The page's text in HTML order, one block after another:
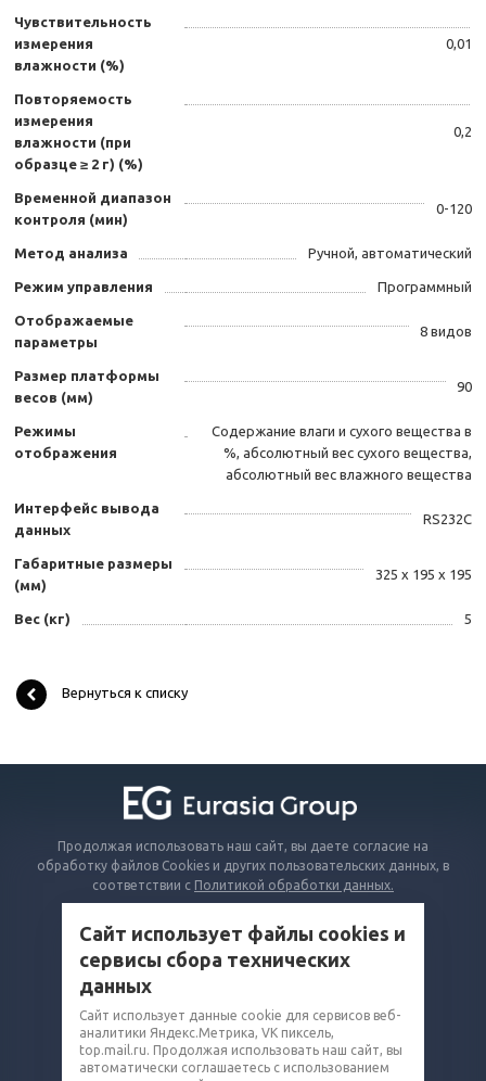
Чувствительность
измерения
влажности (%)
0,01
Повторяемость
измерения
влажности (при
образце ≥ 2 г) (%)
0,2
Временной диапазон
контроля (мин)
0-120
Метод анализа Ручной, автоматический
Режим управления Программный
Отображаемые
параметры
8 видов
Размер платформы
весов (мм)
90
Режимы
отображения
Содержание влаги и сухого вещества в
%, абсолютный вес сухого вещества,
абсолютный вес влажного вещества
Интерфейс вывода
данных
RS232C
Габаритные размеры
(мм)
325 х 195 х 195
Вес (кг) 5
Вернуться к списку
Продолжая использовать наш сайт, вы даете согласие на
обработку файлов Cookies и других пользовательских данных, в
соответствии с Политикой обработки данных.
КОМПАНИЯ
КОНТАКТЫ
Сайт использует файлы cookies и
сервисы сбора технических
данных
Сайт использует данные cookie для сервисов веб-
аналитики Яндекс.Метрика, VK пиксель,
top.mail.ru. Продолжая использовать наш сайт, вы
автоматически соглашаетесь с использованием